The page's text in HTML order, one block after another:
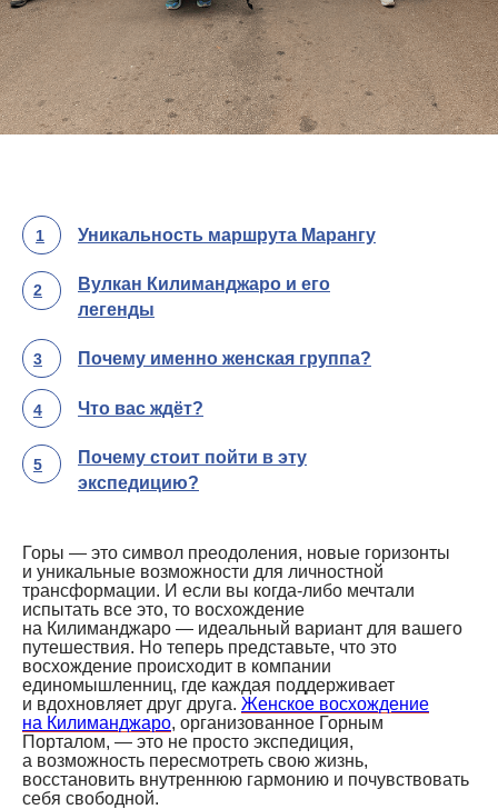
Вулкан Килиманджаро и его
легенды
Почему именно женская группа?
Что вас ждёт?
Уникальность маршрута Марангу
Почему стоит пойти в эту
экспедицию?
1
2
3
4
5
Горы — это символ преодоления, новые горизонты
и уникальные возможности для личностной
трансформации. И если вы когда-либо мечтали
испытать все это, то восхождение
на Килиманджаро — идеальный вариант для вашего
путешествия. Но теперь представьте, что это
восхождение происходит в компании
единомышленниц, где каждая поддерживает
и вдохновляет друг друга. Женское восхождение
на Килиманджаро, организованное Горным
Порталом, — это не просто экспедиция,
а возможность пересмотреть свою жизнь,
восстановить внутреннюю гармонию и почувствовать
себя свободной.